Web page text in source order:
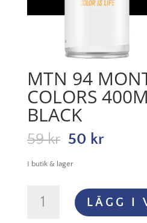
MTN 94
COLORS
BLACK
59kr Det
priset
59 kr.
50 krDet
50 kr.
I butik & lager
LÄGG I